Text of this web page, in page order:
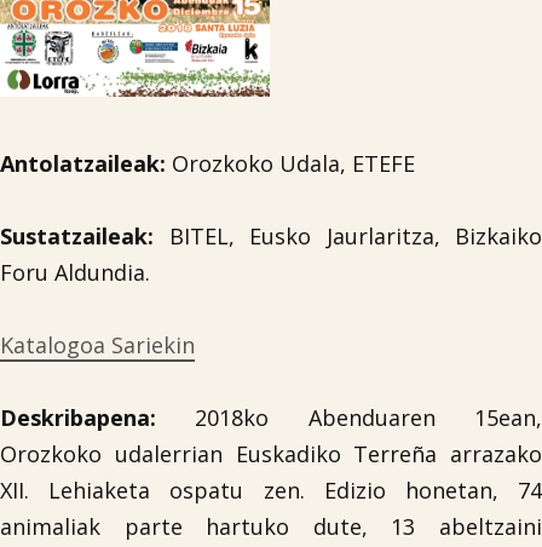
Antolatzaileak: Orozkoko Udala, ETEFE
Sustatzaileak: BITEL, Eusko Jaurlaritza, Bizkaiko
Foru Aldundia.
Katalogoa Sariekin
Deskribapena: 2018ko Abenduaren 15ean,
Orozkoko udalerrian Euskadiko Terreña arrazako
XII. Lehiaketa ospatu zen. Edizio honetan, 74
animaliak parte hartuko dute, 13 abeltzaini